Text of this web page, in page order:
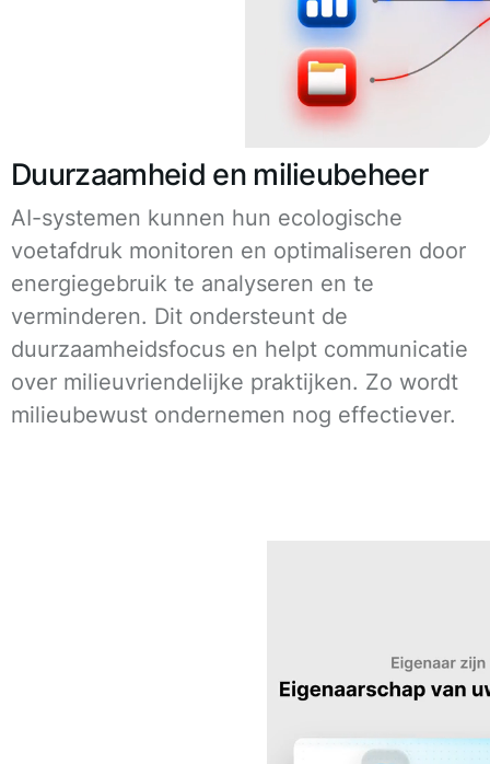
Duurzaamheid en milieubeheer
AI-systemen kunnen hun ecologische
voetafdruk monitoren en optimaliseren door
energiegebruik te analyseren en te
verminderen. Dit ondersteunt de
duurzaamheidsfocus en helpt communicatie
over milieuvriendelijke praktijken. Zo wordt
milieubewust ondernemen nog effectiever.